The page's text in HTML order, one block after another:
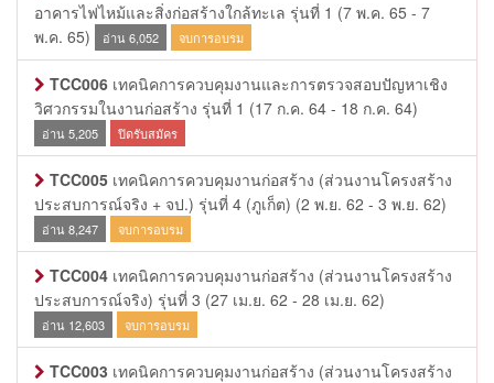
อาคารไฟไหม้และสิ่งก่อสร้างใกล้ทะเล รุ่นที่ 1 (7 พ.ค. 65 - 7
พ.ค. 65)
อ่าน 6,052 จบการอบรม
TCC006 เทคนิคการควบคุมงานและการตรวจสอบปัญหาเชิง
วิศวกรรมในงานก่อสร้าง รุ่นที่ 1 (17 ก.ค. 64 - 18 ก.ค. 64)
อ่าน 5,205 ปิดรับสมัคร
TCC005 เทคนิคการควบคุมงานก่อสร้าง (ส่วนงานโครงสร้าง
ประสบการณ์จริง + จป.) รุ่นที่ 4 (ภูเก็ต) (2 พ.ย. 62 - 3 พ.ย. 62)
อ่าน 8,247 จบการอบรม
TCC004 เทคนิคการควบคุมงานก่อสร้าง (ส่วนงานโครงสร้าง
ประสบการณ์จริง) รุ่นที่ 3 (27 เม.ย. 62 - 28 เม.ย. 62)
อ่าน 12,603 จบการอบรม
TCC003 เทคนิคการควบคุมงานก่อสร้าง (ส่วนงานโครงสร้าง